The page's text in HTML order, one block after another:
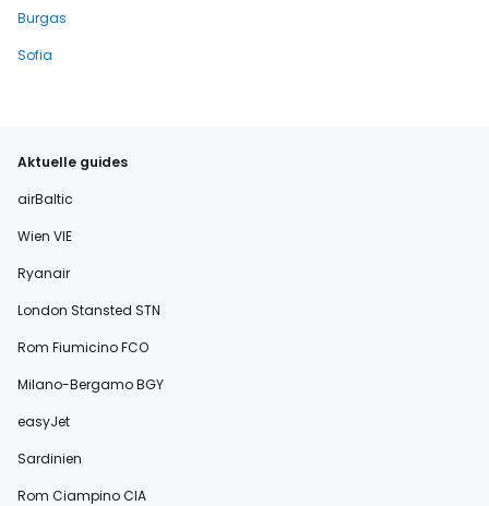
Burgas
Sofia
Aktuelle guides
airBaltic
Wien VIE
Ryanair
London Stansted STN
Rom Fiumicino FCO
Milano-Bergamo BGY
easyJet
Sardinien
Rom Ciampino CIA